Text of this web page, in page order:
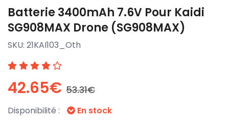
Batterie 3400mAh 7.6V Pour Kaidi
SG908MAX Drone (SG908MAX)
SKU: 21KAI103_Oth
42.65€ 53.31€
Disponibilité : En stock